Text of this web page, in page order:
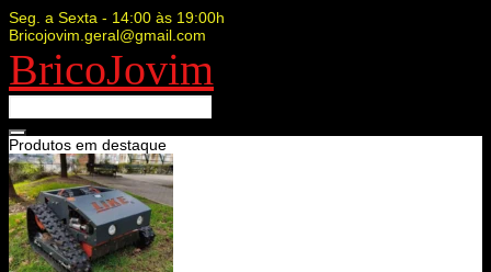
Seg. a Sexta - 14:00 às 19:00h
Bricojovim.geral@gmail.com
BricoJovim
Produtos em destaque